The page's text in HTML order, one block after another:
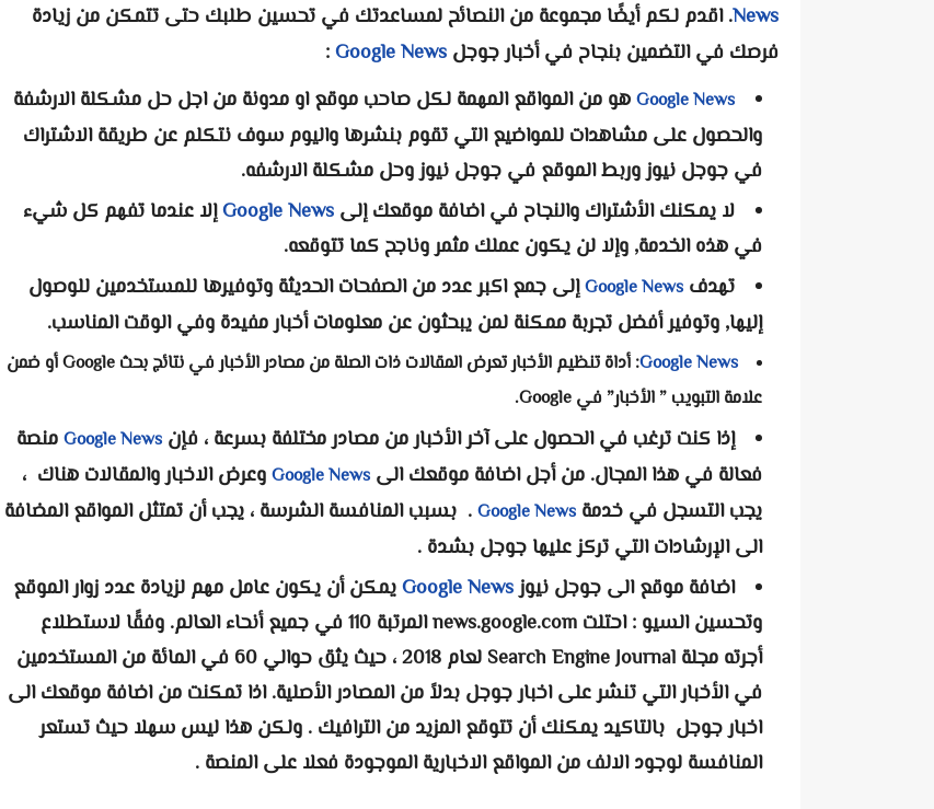
News. اقدم لكم أيضًا مجموعة من النصائح لمساعدتك في تحسين طلبك حتى تتمكن من زيادة
فرصك في التضمين بنجاح في أخبار جوجل Google News
:
Google News هو من المواقع المهمة لكل صاحب موقع او مدونة من اجل حل مشكلة الارشفة
والحصول على مشاهدات للمواضيع التي تقوم بنشرها واليوم سوف نتكلم عن طريقة الاشتراك
في جوجل نيوز وربط الموقع في جوجل نيوز وحل مشكلة الارشفه.
لا يمكنك الأشتراك والنجاح في اضافة موقعك إلى Google Newsإلا عندما تفهم كل شيء
في هذه الخدمة, وإلا لن يكون عملك مثمر وناجح كما تتوقعه.
تهدف Google Newsإلى جمع اكبر عدد من الصفحات الحديثة وتوفيرها للمستخدمين للوصول
إليها, وتوفير أفضل تجربة ممكنة لمن يبحثون عن معلومات أخبار مفيدة وفي الوقت المناسب.
Google News
: أداة تنظيم الأخبار تعرض المقالات ذات الصلة من مصادر الأخبار في نتائج بحث Google أو ضمن
علامة التبويب ” الأخبار” في Google.
إذا كنت ترغب في الحصول على آخر الأخبار من مصادر مختلفة بسرعة ، فإن Google News منصة
فعالة في هذا المجال. من أجل اضافة موقعك الى Google News وعرض الاخبار والمقالات هناك ،
يجب التسجل في خدمة Google News . بسبب المنافسة الشرسة ، يجب أن تمتثل المواقع المضافة
الى الإرشادات التي تركز عليها جوجل بشدة .
اضافة موقع الى جوجل نيوزGoogle Newsيمكن أن يكون عامل مهم لزيادة عدد زوار الموقع
وتحسين السيو : احتلت news.google.com المرتبة 110 في جميع أنحاء العالم. وفقًا لاستطلاع
أجرته مجلة Search Engine Journal لعام 2018 ، حيث يثق حوالي 60 في المائة من المستخدمين
في الأخبار التي تنشر على اخبار جوجل بدلاً من المصادر الأصلية. اذا تمكنت من اضافة موقعك الى
اخبار جوجل بالتاكيد يمكنك أن تتوقع المزيد من الترافيك . ولكن هذا ليس سهلا حيث تستعر
المنافسة لوجود الالف من المواقع الاخبارية الموجودة فعلا على المنصة .